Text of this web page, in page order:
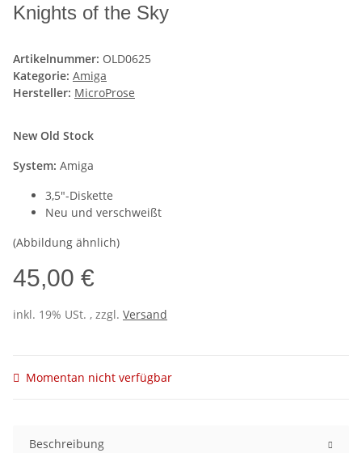
Knights of the Sky
Artikelnummer: OLD0625
Kategorie: Amiga
Hersteller: MicroProse
New Old Stock
System: Amiga
3,5"-Diskette
Neu und verschweißt
(Abbildung ähnlich)
45,00 €
inkl. 19% USt. , zzgl. Versand
Momentan nicht verfügbar
Beschreibung